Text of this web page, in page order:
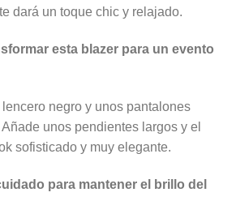
dará un toque chic y relajado.
esta blazer para un evento
negro y unos pantalones
unos pendientes largos y el
sofisticado y muy elegante.
para mantener el brillo del